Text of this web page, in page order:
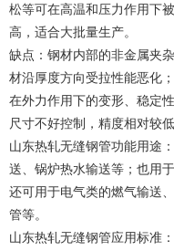
松等可在高温和压力作用下
高，适合大批量生产。
缺点：钢材内部的非金属夹
材沿厚度方向受拉性能恶化
在外力作用下的变形、稳定
尺寸不好控制，精度相对较低
山东热轧无缝钢管功能用途
送、锅炉热水输送等；也用
还可用于电气类的燃气输送
管等。
山东热轧无缝钢管应用标准